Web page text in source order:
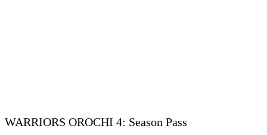
WARRIORS OROCHI 4: Season Pass